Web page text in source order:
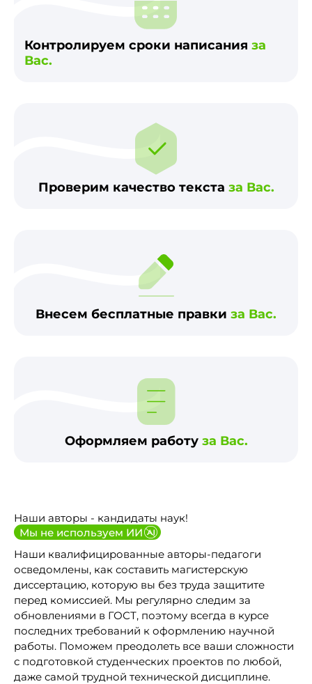
Контролируем сроки написания за
Вас.
Проверим качество текста за Вас.
Внесем бесплатные правки за Вас.
Оформляем работу за Вас.
Наши авторы - кандидаты наук!
Мы не используем ИИ
Наши квалифицированные авторы-педагоги
осведомлены, как составить магистерскую
диссертацию, которую вы без труда защитите
перед комиссией. Мы регулярно следим за
обновлениями в ГОСТ, поэтому всегда в курсе
последних требований к оформлению научной
работы. Поможем преодолеть все ваши сложности
с подготовкой студенческих проектов по любой,
даже самой трудной технической дисциплине.